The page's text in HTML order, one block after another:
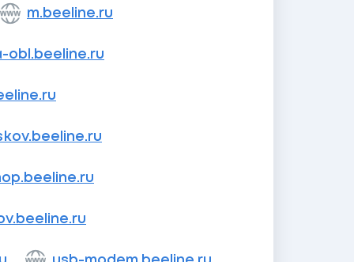
m.beeline.ru
obl.beeline.ru